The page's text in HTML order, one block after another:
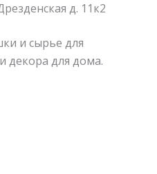
д. 11к2
и сырье для
декора для дома.